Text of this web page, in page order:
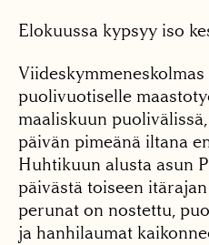
Elokuussa kypsyy iso
puolivuotiselle
maaliskuun
päivän pimeänä iltana
Huhtikuun alusta asun
päivästä toiseen
perunat on nostettu,
ja hanhilaumat